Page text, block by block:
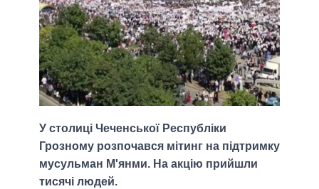
У столиці Чеченської Республіки
Грозному розпочався мітинг на підтримку
мусульман М'янми. На акцію прийшли
тисячі людей.